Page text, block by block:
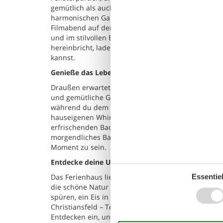
gemütlich als auch funktional, und der offene
harmonischen Ganzen – ein perfekter Treffpunkt
Filmabend auf dem Sofa, während draußen
und im stilvollen Badezimmer kannst du mit
hereinbricht, laden die Schlafzimmer zu
kannst.
Genieße das Leben im Freien
Draußen erwartet dich ein großer, grüner Garten
und gemütliche Grillabende. Auf der Terrasse
während du dem Vogelgesang lauschst und die
hauseigenen Whirlpool eine ruhige Auszeit zu
erfrischenden Bad beginnen möchte, erreicht den
morgendliches Bad oder ein fröhliches Spiel am
Moment zu sein.
Entdecke deine Umgebung
Das Ferienhaus liegt in Grønninghoved – einem
die schöne Natur und natürlich den einladenden
spüren, ein Eis in der Sonne genießen und lange
Christiansfeld – Teil des UNESCO-
Entdecken ein, und wenn du etwas weiter fährst,